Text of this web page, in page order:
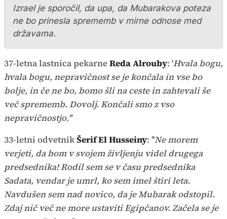
Izrael je sporočil, da upa, da Mubarakova poteza
ne bo prinesla sprememb v mirne odnose med
državama.
37-letna lastnica pekarneReda Alrouby: 'Hvala bogu,
hvala bogu, nepravičnost se je končala in vse bo
bolje, in če ne bo, bomo šli na ceste in zahtevali še
več sprememb. Dovolj. Končali smo z vso
nepravičnostjo.''
33-letni odvetnikŠerif El Husseiny: ''Ne morem
verjeti, da bom v svojem življenju videl drugega
predsednika! Rodil sem se v času predsednika
Sadata, vendar je umrl, ko sem imel štiri leta.
Navdušen sem nad novico, da je Mubarak odstopil.
Zdaj nič več ne more ustaviti Egipčanov. Začela se je